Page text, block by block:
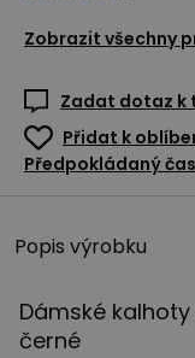
Zobrazit všechny
Zadat dotaz k
Přidat k
Předpokládaný
Popis výrobku
Dámské kalhoty
černé